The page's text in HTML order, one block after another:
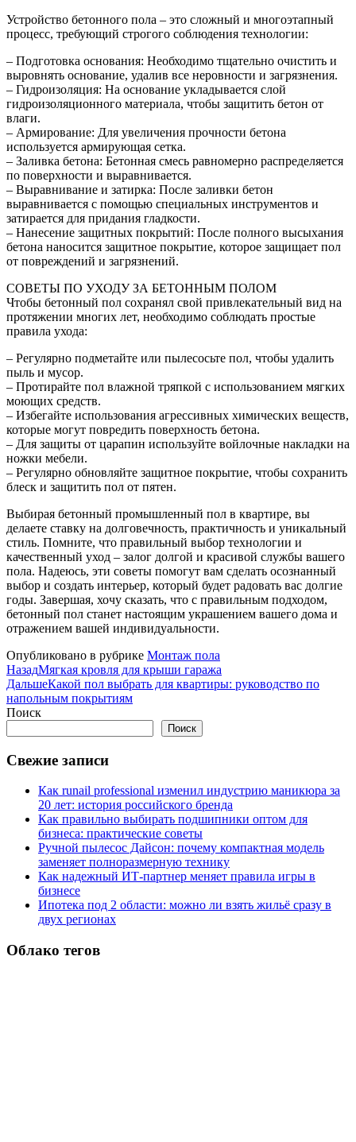
Устройство бетонного пола – это сложный и многоэтапный
процесс, требующий строгого соблюдения технологии:
– Подготовка основания: Необходимо тщательно очистить и
выровнять основание, удалив все неровности и загрязнения.
– Гидроизоляция: На основание укладывается слой
гидроизоляционного материала, чтобы защитить бетон от
влаги.
– Армирование: Для увеличения прочности бетона
используется армирующая сетка.
– Заливка бетона: Бетонная смесь равномерно распределяется
по поверхности и выравнивается.
– Выравнивание и затирка: После заливки бетон
выравнивается с помощью специальных инструментов и
затирается для придания гладкости.
– Нанесение защитных покрытий: После полного высыхания
бетона наносится защитное покрытие, которое защищает пол
от повреждений и загрязнений.
СОВЕТЫ ПО УХОДУ ЗА БЕТОННЫМ ПОЛОМ
Чтобы бетонный пол сохранял свой привлекательный вид на
протяжении многих лет, необходимо соблюдать простые
правила ухода:
– Регулярно подметайте или пылесосьте пол, чтобы удалить
пыль и мусор.
– Протирайте пол влажной тряпкой с использованием мягких
моющих средств.
– Избегайте использования агрессивных химических веществ,
которые могут повредить поверхность бетона.
– Для защиты от царапин используйте войлочные накладки на
ножки мебели.
– Регулярно обновляйте защитное покрытие, чтобы сохранить
блеск и защитить пол от пятен.
Выбирая бетонный промышленный пол в квартире, вы
делаете ставку на долговечность, практичность и уникальный
стиль. Помните, что правильный выбор технологии и
качественный уход – залог долгой и красивой службы вашего
пола. Надеюсь, эти советы помогут вам сделать осознанный
выбор и создать интерьер, который будет радовать вас долгие
годы. Завершая, хочу сказать, что с правильным подходом,
бетонный пол станет настоящим украшением вашего дома и
отражением вашей индивидуальности.
Опубликовано в рубрике Монтаж пола
НазадМягкая кровля для крыши гаража
ДальшеКакой пол выбрать для квартиры: руководство по
напольным покрытиям
Поиск
Поиск
Свежие записи
Как runail professional изменил индустрию маникюра за
20 лет: история российского бренда
Как правильно выбирать подшипники оптом для
бизнеса: практические советы
Ручной пылесос Дайсон: почему компактная модель
заменяет полноразмерную технику
Как надежный ИТ-партнер меняет правила игры в
бизнесе
Ипотека под 2 области: можно ли взять жильё сразу в
двух регионах
Облако тегов